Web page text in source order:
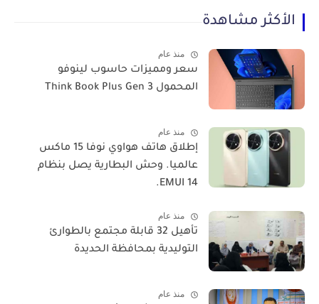
الأكثر مشاهدة
منذ عام
سعر ومميزات حاسوب لينوفو
المحمول Think Book Plus Gen 3
منذ عام
​إطلاق هاتف هواوي نوفا 15 ماكس
عالميا. وحش البطارية يصل بنظام
EMUI 14.
منذ عام
تأهيل 32 قابلة مجتمع بالطوارئ
التوليدية بمحافظة الحديدة
منذ عام